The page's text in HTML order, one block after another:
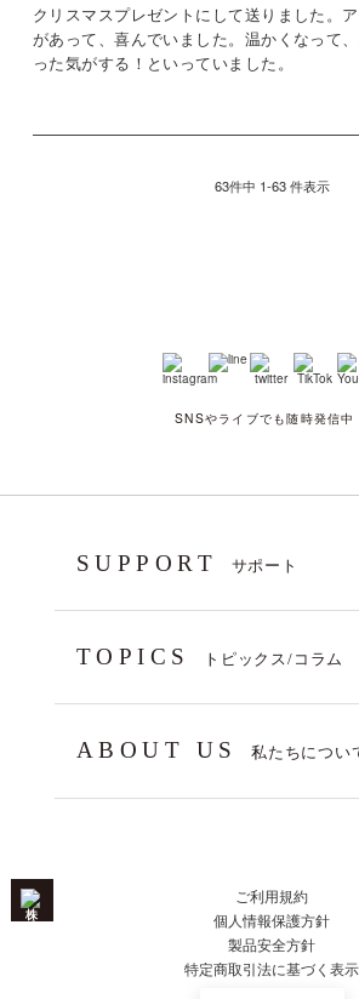
クリスマスプレゼントにして送りました。
があって、喜んでいました。温かくなって
った気がする！といっていました。
63件中 1-63件表示
SNSやライブでも随時発信中
SUPPORT サポート
TOPICS トピックス/コラム
ABOUT US 私たちについ
ご利用規約
個人情報保護方針
製品安全方針
特定商取引法に基づく表示